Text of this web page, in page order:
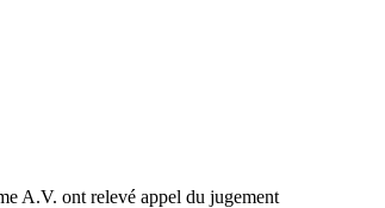
A.V. ont relevé appel du jugement